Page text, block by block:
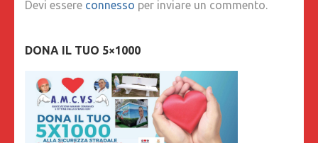
Devi essere connesso per inviare un commento.
DONA IL TUO 5×1000